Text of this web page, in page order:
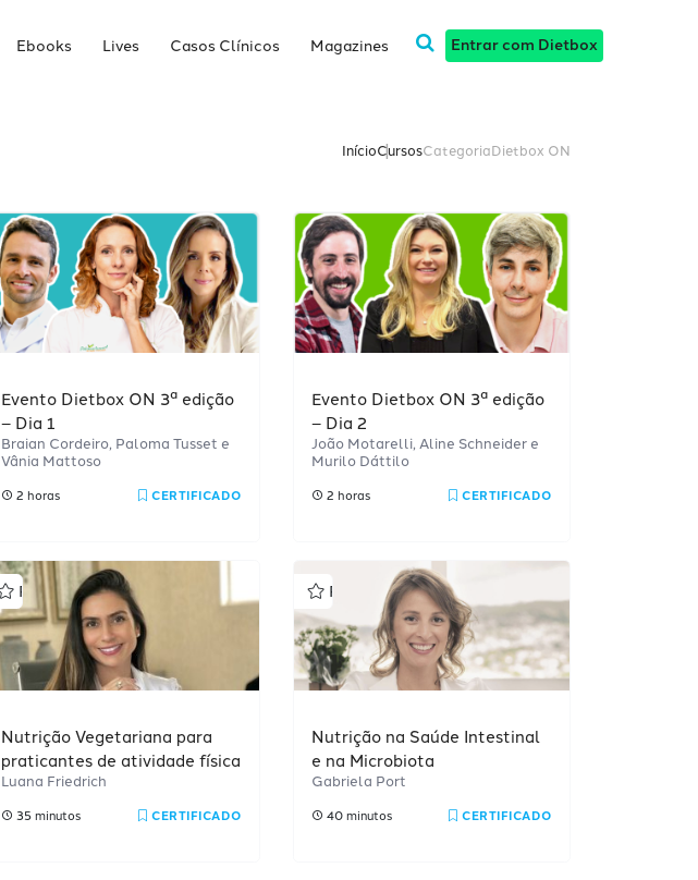
Ebooks Lives Casos Clínicos Magazines Entrar com Dietbox
InícioCursosCategoriaDietbox ON
Evento Dietbox ON 3ª edição
– Dia 1
Braian Cordeiro, Paloma Tusset e
Vânia Mattoso
2 horas CERTIFICADO
Evento Dietbox ON 3ª edição
– Dia 2
João Motarelli, Aline Schneider e
Murilo Dáttilo
2 horas CERTIFICADO
Profissional
Nutrição Vegetariana para
praticantes de atividade física
Luana Friedrich
35 minutos CERTIFICADO
Profissional
Nutrição na Saúde Intestinal
e na Microbiota
Gabriela Port
40 minutos CERTIFICADO